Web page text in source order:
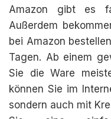
Amazon gibt es
Außerdem
bei Amazon
Tagen. Ab einem
Sie die Ware
können Sie im
sondern auch mit